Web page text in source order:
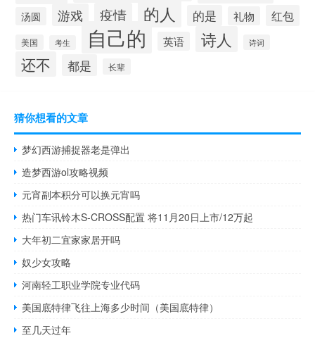
汤圆 游戏 疫情 的人 的是 礼物 红包
美国 考生 自己的 英语 诗人 诗词
还不 都是 长辈
猜你想看的文章
梦幻西游捕捉器老是弹出
造梦西游ol攻略视频
元宵副本积分可以换元宵吗
热门车讯铃木S-CROSS配置 将11月20日上市/12万起
大年初二宜家家居开吗
奴少女攻略
河南轻工职业学院专业代码
美国底特律飞往上海多少时间（美国底特律）
至几天过年